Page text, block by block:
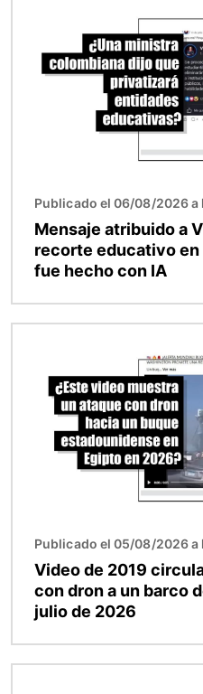
Publicado el 06/08/2026 a
Mensaje atribuido a
recorte educativo en
fue hecho con IA
Publicado el 05/08/2026 a
Video de 2019
con dron a un barco
julio de 2026